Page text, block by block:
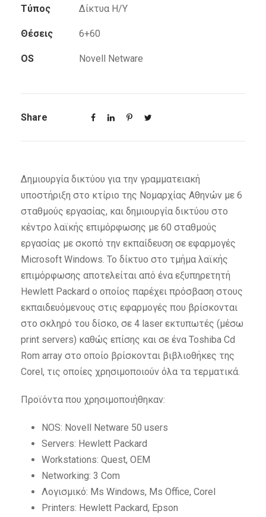
Τύπος Δίκτυα Η/Υ
Θέσεις 6+60
OS Novell Netware
Share
Δημιουργία δικτύου για την γραμματειακή
υποστήριξη στο κτίριο της Νομαρχίας Αθηνών με 6
σταθμούς εργασίας, και δημιουργία δικτύου στο
κέντρο λαϊκής επιμόρφωσης με 60 σταθμούς
εργασίας με σκοπό την εκπαίδευση σε εφαρμογές
Microsoft Windows. To δίκτυο στο τμήμα λαϊκής
επιμόρφωσης αποτελείται από ένα εξυπηρετητή
Hewlett Packard ο οποίος παρέχει πρόσβαση στους
εκπαιδευόμενους στις εφαρμογές που βρίσκονται
στο σκληρό του δίσκο, σε 4 laser εκτυπωτές (μέσω
print servers) καθώς επίσης και σε ένα Toshiba Cd
Rom array στο οποίο βρίσκονται βιβλιοθήκες της
Corel, τις οποίες χρησιμοποιούν όλα τα τερματικά.
Προϊόντα που χρησιμοποιήθηκαν:
NOS: Novell Netware 50 users
Servers: Hewlett Packard
Workstations: Quest, OEM
Networking: 3 Com
Λογισμικό: Ms Windows, Ms Office, Corel
Printers: Hewlett Packard, Epson